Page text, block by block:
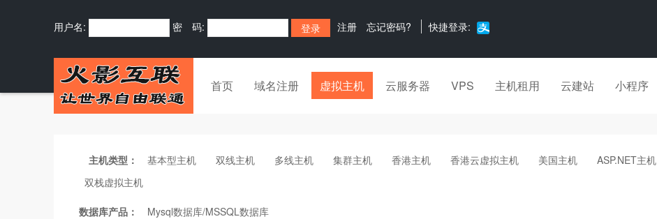
用户名: 密 码: 注册 忘记密码? 快捷登录:
首页 域名注册 虚拟主机 云服务器 VPS 主机租用 云建站 小程序
主机类型： 基本型主机 双线主机 多线主机 集群主机 香港主机 香港云虚拟主机 美国主机 ASP.NET主机
双栈虚拟主机
数据库产品： Mysql数据库/MSSQL数据库